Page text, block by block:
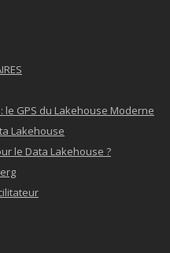
le GPS du Lakehouse Moderne
Lakehouse
le Data Lakehouse ?